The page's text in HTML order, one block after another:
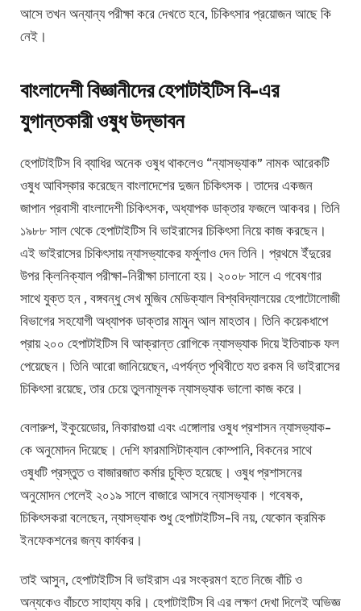
আসে তখন অন্যান্য পরীক্ষা করে দেখতে হবে, চিকিৎসার প্রয়োজন আছে কি
নেই।
বাংলাদেশী বিজ্ঞানীদের হেপাটাইটিস বি-এর
যুগান্তকারী ওষুধ উদ্ভাবন
হেপাটাইটিস বি ব্যাধির অনেক ওষুধ থাকলেও “ন্যাসভ্যাক” নামক আরেকটি
ওষুধ আবিস্কার করেছেন বাংলাদেশের দুজন চিকিৎসক। তাদের একজন
জাপান প্রবাসী বাংলাদেশী চিকিৎসক, অধ্যাপক ডাক্তার ফজলে আকবর। তিনি
১৯৮৮ সাল থেকে হেপাটাইটিস বি ভাইরাসের চিকিৎসা নিয়ে কাজ করছেন।
এই ভাইরাসের চিকিৎসায় ন্যাসভ্যাকের ফর্মুলাও দেন তিনি। প্রথমে ইঁদুরের
উপর ক্লিনিক্যাল পরীক্ষা-নিরীক্ষা চালানো হয়। ২০০৮ সালে এ গবেষণার
সাথে যুক্ত হন , বঙ্গবন্ধু সেখ মুজিব মেডিক্যাল বিশ্ববিদ্যালয়ের হেপাটোলোজী
বিভাগের সহযোগী অধ্যাপক ডাক্তার মামুন আল মাহতাব। তিনি কয়েকধাপে
প্রায় ২০০ হেপাটাইটিস বি আক্রান্ত রোগিকে ন্যাসভ্যাক দিয়ে ইতিবাচক ফল
পেয়েছেন। তিনি আরো জানিয়েছেন, এপর্যন্ত পৃথিবীতে যত রকম বি ভাইরাসের
চিকিৎসা রয়েছে, তার চেয়ে তুলনামূলক ন্যাসভ্যাক ভালো কাজ করে।
বেলারুশ, ইকুয়েডোর, নিকারাগুয়া এবং এঙ্গোলার ওষুধ প্রশাসন ন্যাসভ্যাক-
কে অনুমোদন দিয়েছে। দেশি ফারমাসিটাক্যাল কোম্পানি, বিকনের সাথে
ওষুধটি প্রস্তুত ও বাজারজাত কর্মার চুক্তি হয়েছে। ওষুধ প্রশাসনের
অনুমোদন পেলেই ২০১৯ সালে বাজারে আসবে ন্যাসভ্যাক। গবেষক,
চিকিৎসকরা বলেছেন, ন্যাসভ্যাক শুধু হেপাটাইটিস-বি নয়, যেকোন ক্রমিক
ইনফেকশনের জন্য কার্যকর।
তাই আসুন, হেপাটাইটিস বি ভাইরাস এর সংক্রমণ হতে নিজে বাঁচি ও
অন্যকেও বাঁচতে সাহায্য করি। হেপাটাইটিস বি এর লক্ষণ দেখা দিলেই অভিজ্ঞ